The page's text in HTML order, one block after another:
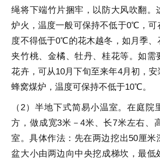
绳将下端竹片捆牢，以防大风吹翻。
炉火，温度一般可保持不低于0℃，可
度不得低于0℃的花木越冬，如月季、
夹竹桃、金橘、牡丹、桂花等。如需
花卉，可从10月下旬至来年4月初，
蜂窝煤炉，温度可保持不低于10℃。
（2）半地下式简易小温室。在庭院
方，做成宽3米－4米、长7米左右、
室。具体作法：先在两边挖出50厘米
盆大小由两边向中央挖成梯坎，最低